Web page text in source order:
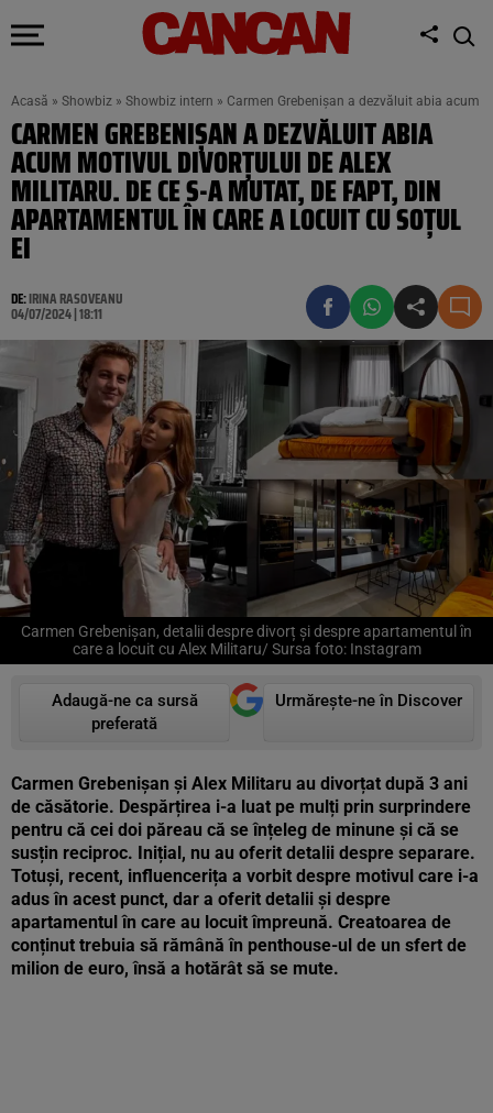
Acasă » Showbiz » Showbiz intern » Carmen Grebenișan a dezvăluit abia acum
CARMEN GREBENIȘAN A DEZVĂLUIT ABIA
ACUM MOTIVUL DIVORȚULUI DE ALEX
MILITARU. DE CE S-A MUTAT, DE FAPT, DIN
APARTAMENTUL ÎN CARE A LOCUIT CU SOȚUL
EI
DE:IRINA RASOVEANU
04/07/2024 | 18:11
Carmen Grebenișan, detalii despre divorț și despre apartamentul în
care a locuit cu Alex Militaru/ Sursa foto: Instagram
Adaugă-ne ca sursă
preferată
Urmărește-ne în Discover
Carmen Grebenișan și Alex Militaru au divorțat după 3 ani
de căsătorie. Despărțirea i-a luat pe mulți prin surprindere
pentru că cei doi păreau că se înțeleg de minune și că se
susțin reciproc. Inițial, nu au oferit detalii despre separare.
Totuși, recent, influencerița a vorbit despre motivul care i-a
adus în acest punct, dar a oferit detalii și despre
apartamentul în care au locuit împreună. Creatoarea de
conținut trebuia să rămână în penthouse-ul de un sfert de
milion de euro, însă a hotărât să se mute.